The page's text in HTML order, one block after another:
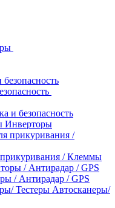
и безопасность
Инверторы
/ Клеммы
/ Антирадар / GPS
Автосканеры/